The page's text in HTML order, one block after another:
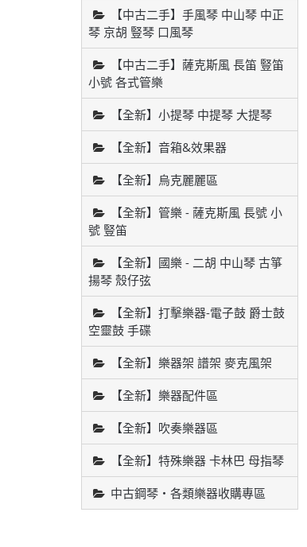
【中古二手】手風琴 中山琴 中正
琴 京胡 豎琴 口風琴
【中古二手】薩克斯風 長笛 豎笛
小號 各式管樂
【全新】小提琴 中提琴 大提琴
【全新】音箱&效果器
【全新】烏克麗麗區
【全新】管樂 - 薩克斯風 長號 小
號 豎笛
【全新】國樂 - 二胡 中山琴 古箏
揚琴 殼仔弦
【全新】打擊樂器-電子鼓 爵士鼓
空靈鼓 手碟
【全新】樂器架 譜架 麥克風架
【全新】樂器配件區
【全新】吹奏樂器區
【全新】特殊樂器 卡林巴 母指琴
中古鋼琴・各類樂器收購專區